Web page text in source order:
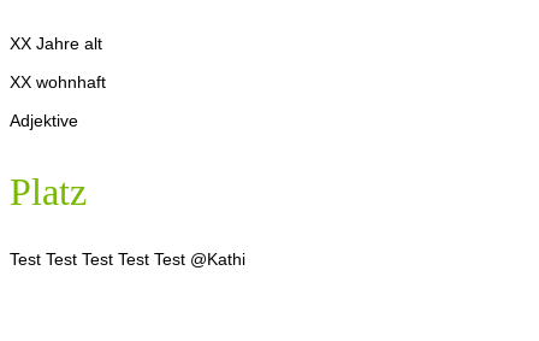
XX Jahre alt
XX wohnhaft
Adjektive
Platz
Test Test Test Test Test @Kathi